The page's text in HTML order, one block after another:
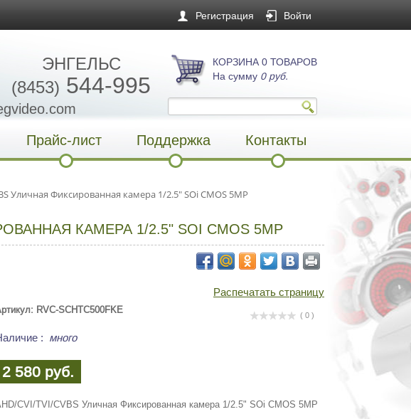
Регистрация Войти
ЭНГЕЛЬС
(8453) 544-995
КОРЗИНА 0 ТОВАРОВ
На сумму 0 руб.
Прайс-лист Поддержка Контакты
Уличная Фиксированная камера 1/2.5" SOi CMOS 5MP
КАМЕРА 1/2.5" SOI CMOS 5MP
Распечатать страницу
( 0 )
RVC-SCHTC500FKE
: много
2 580 руб.
CVI/TVI/CVBS Уличная Фиксированная камера 1/2.5" SOi CMOS 5MP